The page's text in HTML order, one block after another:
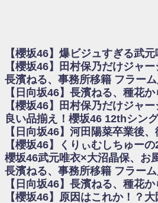
乃木坂欅坂まとめのまとめ / 【日向坂46】
欅坂/日向坂46まとめのまとめ / 【櫻坂46
乃木坂46アンテナ / 【櫻坂46】ハリソン
乃木坂あんてな ～乃木坂46・欅坂46・日
日向坂46まとめのまとめ / 【日向坂46】こ
日向坂46まとめのまとめ / 【元日向坂46
欅坂/日向坂46まとめのまとめ / 【櫻坂46
乃木坂46アンテナ / 【櫻坂46】ミーグリ
乃木坂あんてな ～乃木坂46・欅坂46・日
日向坂46まとめのまとめ / 【日向坂46】
日向坂46まとめのまとめ / 【日向坂46】
乃木坂46アンテナ / 【日向坂46】この月
乃木坂あんてな ～乃木坂46・欅坂46・日
【櫻坂46】爆ビジュすぎる武
【櫻坂46】田村保乃だけジャ
長濱ねる、事務所移籍 フラー
【日向坂46】長濱ねる、種花
【櫻坂46】田村保乃だけジャ
良い品揃え！櫻坂46 12thシン
【日向坂46】河田陽菜卒業後
【櫻坂46】くりぃむしちゅー
櫻坂46武元唯衣×大沼晶保、お
長濱ねる、事務所移籍 フラー
【日向坂46】長濱ねる、種花
【櫻坂46】原因はこれか！？